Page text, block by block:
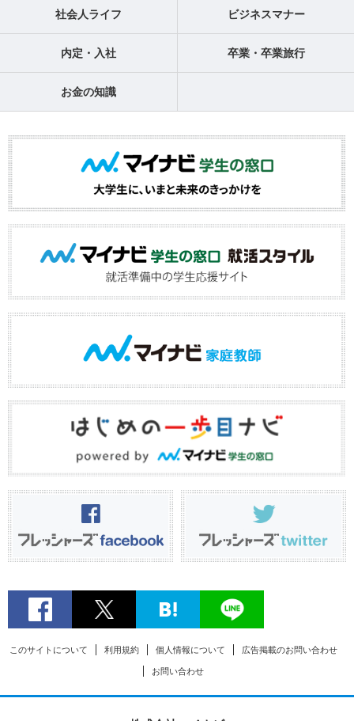
社会人ライフ ビジネスマナー
内定・入社 卒業・卒業旅行
お金の知識
このサイトについて 利用規約 個人情報について 広告掲載のお問い合わせ
お問い合わせ